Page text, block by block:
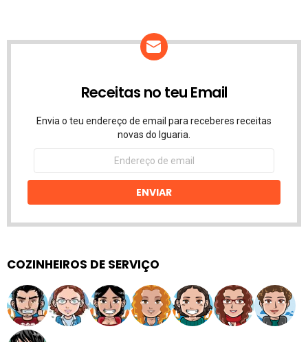
Receitas no teu Email
Envia o teu endereço de email para receberes receitas
novas do Iguaria.
Endereço
email
ENVIAR
COZINHEIROS DE SERVIÇO